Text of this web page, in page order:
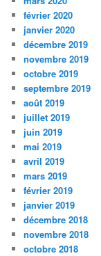
février 2020
janvier 2020
décembre 2019
novembre 2019
octobre 2019
septembre 2019
août 2019
juillet 2019
juin 2019
mai 2019
avril 2019
mars 2019
février 2019
janvier 2019
décembre 2018
novembre 2018
octobre 2018